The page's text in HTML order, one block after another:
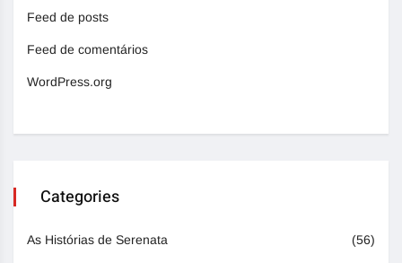
Feed de posts
Feed de comentários
WordPress.org
Categories
As Histórias de Serenata (56)